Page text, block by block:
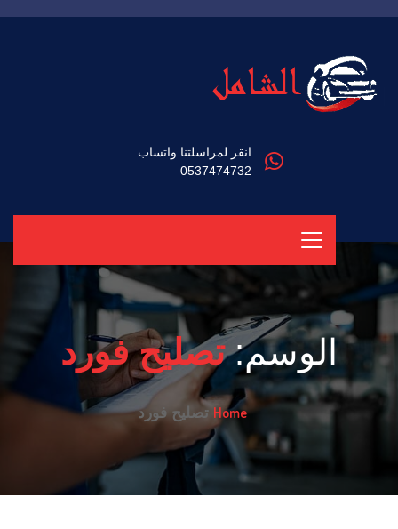
انقر لمراسلتنا واتساب
0537474732
الوسم:تصليح فورد
Home تصليح فورد